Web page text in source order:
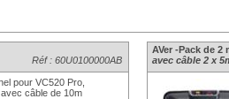
Réf : 60U0100000AB
pour VC520 Pro,
câble de 10m
AVer -Pack de 2
avec câble 2 x